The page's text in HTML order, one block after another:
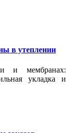
в утеплении
и мембранах:
укладка и